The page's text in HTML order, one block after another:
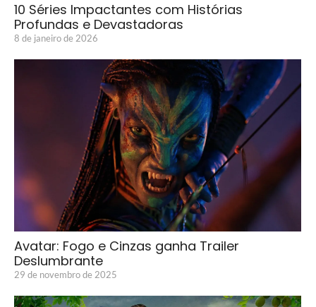
10 Séries Impactantes com Histórias
Profundas e Devastadoras
8 de janeiro de 2026
Avatar: Fogo e Cinzas ganha Trailer
Deslumbrante
29 de novembro de 2025